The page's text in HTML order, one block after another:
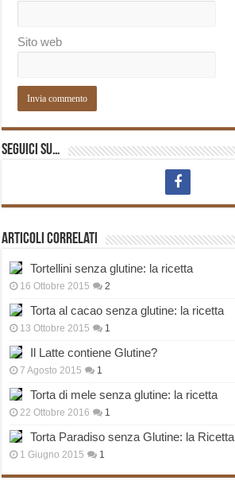
Sito web
Seguici su…
Articoli correlati
Tortellini senza glutine: la ricetta
16 Ottobre 2015 2
Torta al cacao senza glutine: la ricetta
13 Ottobre 2015 1
Il Latte contiene Glutine?
7 Agosto 2015 1
Torta di mele senza glutine: la ricetta
22 Ottobre 2016 1
Torta Paradiso senza Glutine: la Ricetta
1 Giugno 2015 1